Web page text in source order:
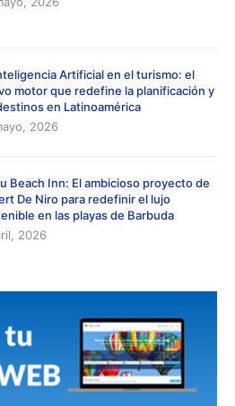
Artificial en el turismo: el
motor que redefine la planificación y
en Latinoamérica
2026
Beach Inn: El ambicioso proyecto de
De Niro para redefinir el lujo
en las playas de Barbuda
2026